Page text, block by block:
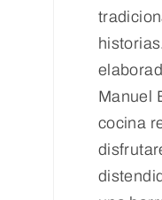
Manuel
cocina